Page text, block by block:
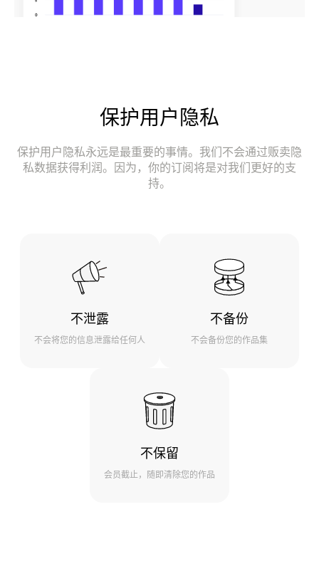
保护用户隐私
保护用户隐私永远是最重要的事情。我们不会通过贩卖隐
私数据获得利润。因为，你的订阅将是对我们更好的支
持。
不泄露
不会将您的信息泄露给任何人
不备份
不会备份您的作品集
不保留
会员截止，随即清除您的作品